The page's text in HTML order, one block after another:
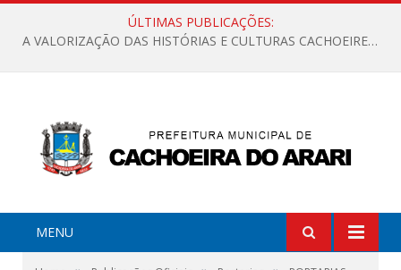
ÚLTIMAS PUBLICAÇÕES:
A VALORIZAÇÃO DAS HISTÓRIAS E CULTURAS CACHOEIRENSES
MENU